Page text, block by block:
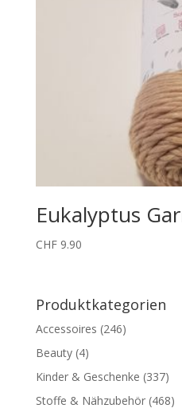
Eukalyptus
CHF9.90
Produktkategorien
Accessoires (246)
Beauty (4)
Kinder & Geschenke (337)
Stoffe & Nähzubehör (468)